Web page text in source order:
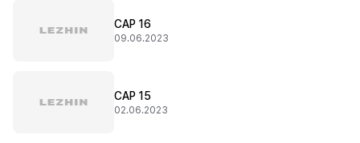
CAP 16
09.06.2023
CAP 15
02.06.2023